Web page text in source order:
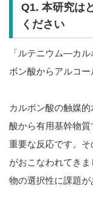
Q1. 本研究は
ください
「ルテニウム—カ
ボン酸からアルコー
カルボン酸の触媒
酸から有用基幹物
重要な反応です。
がおこなわれてき
物の選択性に課題が